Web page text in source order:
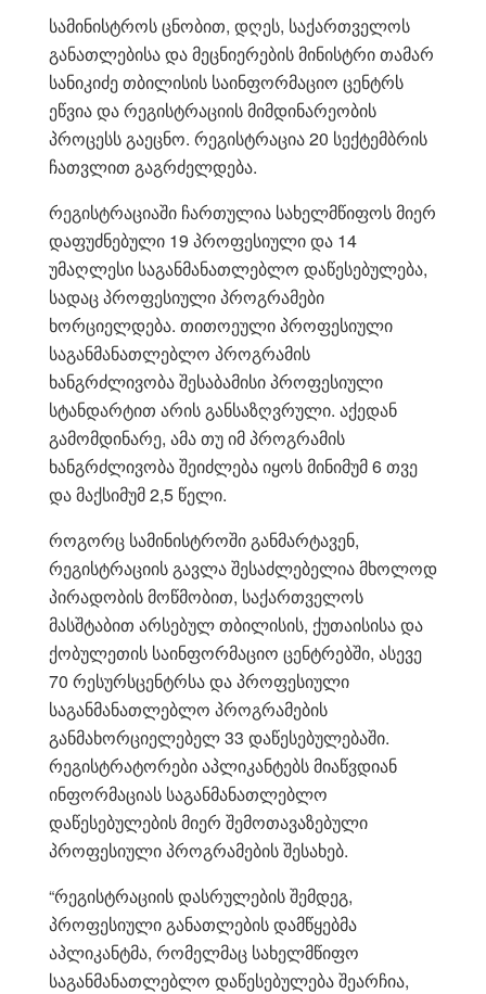
სამინისტროს ცნობით, დღეს, საქართველოს
განათლებისა და მეცნიერების მინისტრი თამარ
სანიკიძე თბილისის საინფორმაციო ცენტრს
ეწვია და რეგისტრაციის მიმდინარეობის
პროცესს გაეცნო. რეგისტრაცია 20 სექტემბრის
ჩათვლით გაგრძელდება.
რეგისტრაციაში ჩართულია სახელმწიფოს მიერ
დაფუძნებული 19 პროფესიული და 14
უმაღლესი საგანმანათლებლო დაწესებულება,
სადაც პროფესიული პროგრამები
ხორციელდება. თითოეული პროფესიული
საგანმანათლებლო პროგრამის
ხანგრძლივობა შესაბამისი პროფესიული
სტანდარტით არის განსაზღვრული. აქედან
გამომდინარე, ამა თუ იმ პროგრამის
ხანგრძლივობა შეიძლება იყოს მინიმუმ 6 თვე
და მაქსიმუმ 2,5 წელი.
როგორც სამინისტროში განმარტავენ,
რეგისტრაციის გავლა შესაძლებელია მხოლოდ
პირადობის მოწმობით, საქართველოს
მასშტაბით არსებულ თბილისის, ქუთაისისა და
ქობულეთის საინფორმაციო ცენტრებში, ასევე
70 რესურსცენტრსა და პროფესიული
საგანმანათლებლო პროგრამების
განმახორციელებელ 33 დაწესებულებაში.
რეგისტრატორები აპლიკანტებს მიაწვდიან
ინფორმაციას საგანმანათლებლო
დაწესებულების მიერ შემოთავაზებული
პროფესიული პროგრამების შესახებ.
“რეგისტრაციის დასრულების შემდეგ,
პროფესიული განათლების დამწყებმა
აპლიკანტმა, რომელმაც სახელმწიფო
საგანმანათლებლო დაწესებულება შეარჩია,